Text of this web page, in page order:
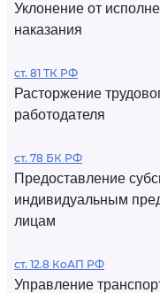
Уклонение от
наказания
ст. 81 ТК РФ
Расторжение
работодателя
ст. 78 БК РФ
Предоставление
индивидуальным
лицам
ст. 12.8 КоАП РФ
Управление